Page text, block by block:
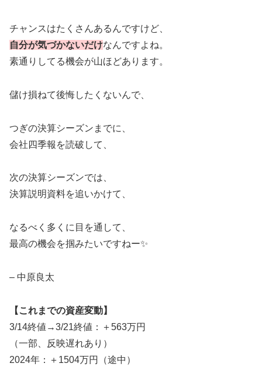
チャンスはたくさんあるんですけど、
自分が気づかないだけなんですよね。
素通りしてる機会が山ほどあります。
儲け損ねて後悔したくないんで、
つぎの決算シーズンまでに、
会社四季報を読破して、
次の決算シーズンでは、
決算説明資料を追いかけて、
なるべく多くに目を通して、
最高の機会を掴みたいですねー✨
– 中原良太
【これまでの資産変動】
3/14終値→3/21終値：＋563万円
（一部、反映遅れあり）
2024年：＋1504万円（途中）